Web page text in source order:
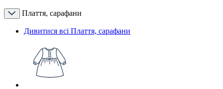
Плаття, сарафани
Дивитися всі Плаття, сарафани